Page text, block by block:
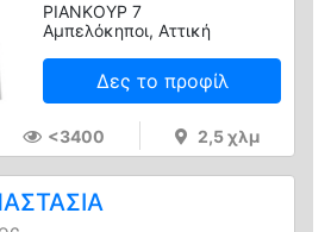
ΡΙΑΝΚΟΥΡ 7
Αμπελόκηποι, Αττική
Δες το προφίλ
<3400 2,5 χλμ